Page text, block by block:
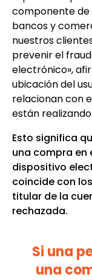
componente de
bancos y
nuestros
prevenir el
electrónico»,
ubicación del
relacionan con
están
Esto significa
una compra en
dispositivo
coincide con
titular de la
rechazada.
Si una
una